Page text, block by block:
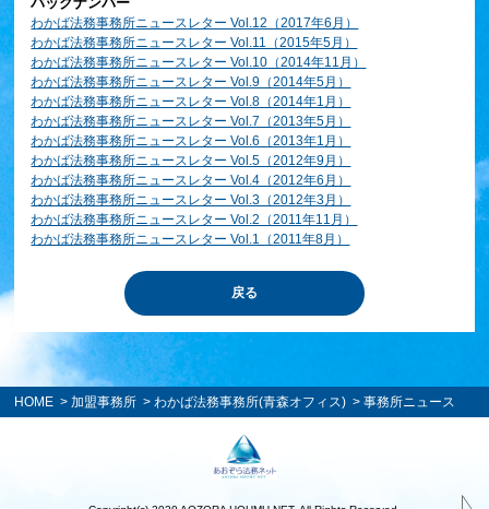
わかば法務事務所ニュースレター Vol.12（2017年6月）
わかば法務事務所ニュースレター Vol.11（2015年5月）
わかば法務事務所ニュースレター Vol.10（2014年11月）
わかば法務事務所ニュースレター Vol.9（2014年5月）
わかば法務事務所ニュースレター Vol.8（2014年1月）
わかば法務事務所ニュースレター Vol.7（2013年5月）
わかば法務事務所ニュースレター Vol.6（2013年1月）
わかば法務事務所ニュースレター Vol.5（2012年9月）
わかば法務事務所ニュースレター Vol.4（2012年6月）
わかば法務事務所ニュースレター Vol.3（2012年3月）
わかば法務事務所ニュースレター Vol.2（2011年11月）
わかば法務事務所ニュースレター Vol.1（2011年8月）
戻る
HOME >加盟事務所 >わかば法務事務所(青森オフィス) > 事務所ニュース